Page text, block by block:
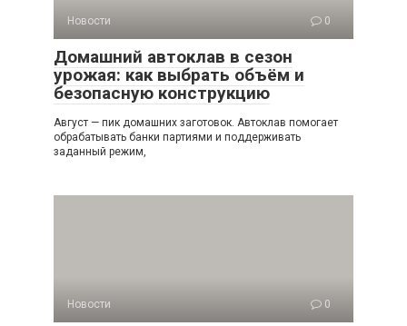
Новости 0
Домашний автоклав в сезон
урожая: как выбрать объём и
безопасную конструкцию
Август — пик домашних заготовок. Автоклав помогает
обрабатывать банки партиями и поддерживать
заданный режим,
Новости 0